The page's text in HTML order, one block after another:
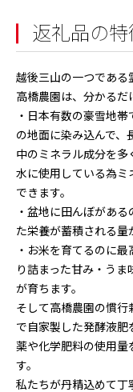
返礼品の特
越後三山の一つである
高橋農園は、分かるだ
・日本有数の豪雪地
の地面に染み込んで、
中のミネラル成分を多
水に使用している為ミ
できます。
・盆地に田んぼがあ
た栄養が蓄積される量
・お米を育てるのに
り詰まった甘み・う
が育ちます。
そして高橋農園の慣行
で自家製した発酵液肥
薬や化学肥料の使用量
す。
私たちが丹精込めて丁